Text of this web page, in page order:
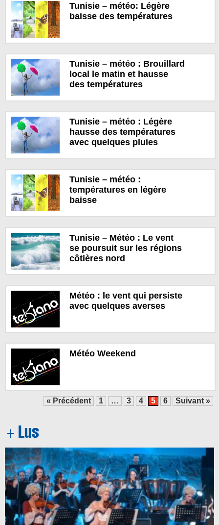
Tunisie – météo: Légère
baisse des températures
Tunisie – météo : Brouillard
local le matin et hausse
des températures
Tunisie – météo : Légère
hausse des températures
avec quelques pluies
Tunisie – météo :
températures en légère
baisse
Tunisie – Météo : Le vent
se poursuit sur les régions
côtières nord
Météo : le vent qui persiste
avec quelques averses
Météo Weekend
« Précédent 1 … 3 4 5 6 Suivant »